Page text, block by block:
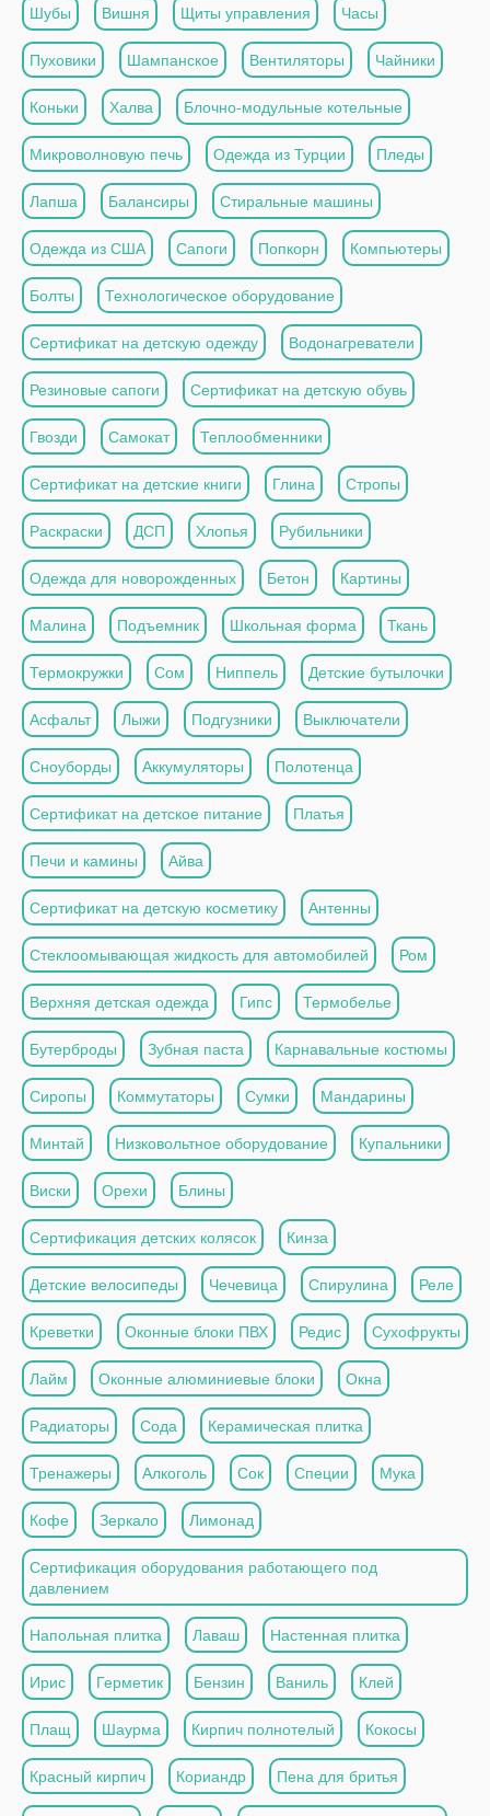
Шубы Вишня Щиты управления Часы
Пуховики Шампанское Вентиляторы Чайники
Коньки Халва Блочно-модульные котельные
Микроволновую печь Одежда из Турции Пледы
Лапша Балансиры Стиральные машины
Одежда из США Сапоги Попкорн Компьютеры
Болты Технологическое оборудование
Сертификат на детскую одежду Водонагреватели
Резиновые сапоги Сертификат на детскую обувь
Гвозди Самокат Теплообменники
Сертификат на детские книги Глина Стропы
Раскраски ДСП Хлопья Рубильники
Одежда для новорожденных Бетон Картины
Малина Подъемник Школьная форма Ткань
Термокружки Сом Ниппель Детские бутылочки
Асфальт Лыжи Подгузники Выключатели
Сноуборды Аккумуляторы Полотенца
Сертификат на детское питание Платья
Печи и камины Айва
Сертификат на детскую косметику Антенны
Стеклоомывающая жидкость для автомобилей Ром
Верхняя детская одежда Гипс Термобелье
Бутерброды Зубная паста Карнавальные костюмы
Сиропы Коммутаторы Сумки Мандарины
Минтай Низковольтное оборудование Купальники
Виски Орехи Блины
Сертификация детских колясок Кинза
Детские велосипеды Чечевица Спирулина Реле
Креветки Оконные блоки ПВХ Редис Сухофрукты
Лайм Оконные алюминиевые блоки Окна
Радиаторы Сода Керамическая плитка
Тренажеры Алкоголь Сок Специи Мука
Кофе Зеркало Лимонад
Сертификация оборудования работающего под
давлением
Напольная плитка Лаваш Настенная плитка
Ирис Герметик Бензин Ваниль Клей
Плащ Шаурма Кирпич полнотелый Кокосы
Красный кирпич Кориандр Пена для бритья